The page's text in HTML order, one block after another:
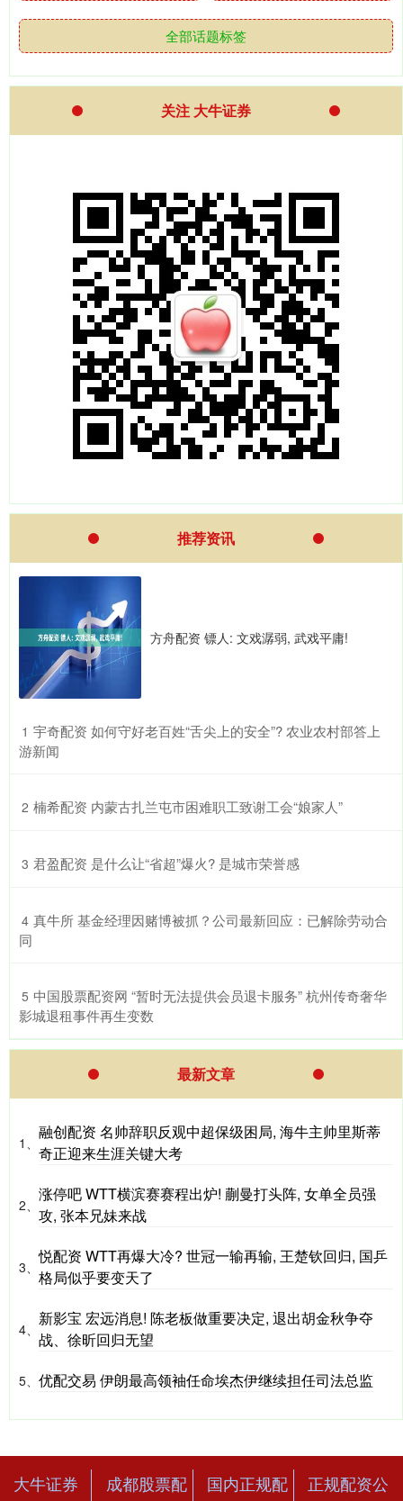
全部话题标签
关注 大牛证券
推荐资讯
方舟配资 镖人: 文戏潺弱, 武戏平庸!
1 ​宇奇配资 如何守好老百姓“舌尖上的安全”? 农业农村部答上
游新闻
2 ​楠希配资 内蒙古扎兰屯市困难职工致谢工会“娘家人”
3 ​君盈配资 是什么让“省超”爆火? 是城市荣誉感
4 ​真牛所 基金经理因赌博被抓？公司最新回应：已解除劳动合
同
5 ​中国股票配资网 “暂时无法提供会员退卡服务” 杭州传奇奢华
影城退租事件再生变数
最新文章
1、
融创配资 名帅辞职反观中超保级困局, 海牛主帅里斯蒂
奇正迎来生涯关键大考
2、
涨停吧 WTT横滨赛赛程出炉! 蒯曼打头阵, 女单全员强
攻, 张本兄妹来战
3、
悦配资 WTT再爆大冷? 世冠一输再输, 王楚钦回归, 国乒
格局似乎要变天了
4、
新影宝 宏远消息! 陈老板做重要决定, 退出胡金秋争夺
战、徐昕回归无望
5、 优配交易 伊朗最高领袖任命埃杰伊继续担任司法总监
大牛证券
成都股票配
国内正规配
正规配资公